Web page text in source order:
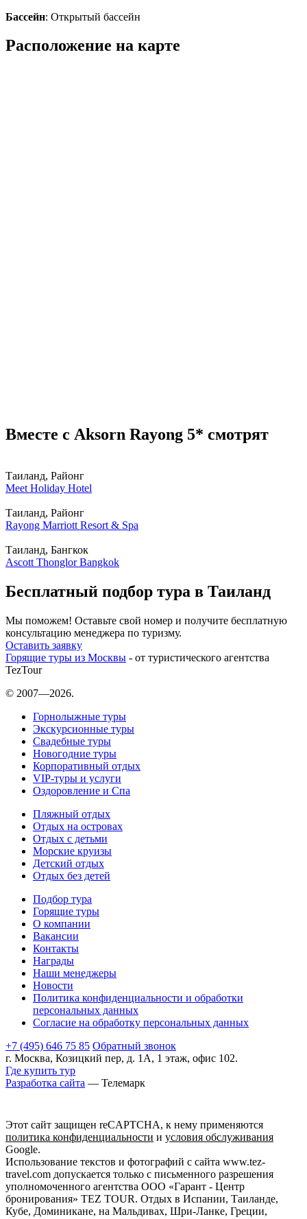
Бассейн: Открытый бассейн
Расположение на карте
Вместе с Aksorn Rayong 5* смотрят
Таиланд, Районг
Meet Holiday Hotel
Таиланд, Районг
Rayong Marriott Resort & Spa
Таиланд, Бангкок
Ascott Thonglor Bangkok
Бесплатный подбор тура в Таиланд
Мы поможем! Оставьте свой номер и получите бесплатную
консультацию менеджера по туризму.
Оставить заявку
Горящие туры из Москвы - от туристического агентства
TezTour
© 2007—2026.
Горнолыжные туры
Экскурсионные туры
Свадебные туры
Новогодние туры
Корпоративный отдых
VIP-туры и услуги
Оздоровление и Спа
Пляжный отдых
Отдых на островах
Отдых с детьми
Морские круизы
Детский отдых
Отдых без детей
Подбор тура
Горящие туры
О компании
Вакансии
Контакты
Награды
Наши менеджеры
Новости
Политика конфиденциальности и обработки
персональных данных
Согласие на обработку персональных данных
+7 (495) 646 75 85 Обратный звонок
г. Москва, Козицкий пер, д. 1А, 1 этаж, офис 102.
Где купить тур
Разработка сайта — Телемарк
Этот сайт защищен reCAPTCHA, к нему применяются
политика конфиденциальности и условия обслуживания
Google.
Использование текстов и фотографий с сайта www.tez-
travel.com допускается только с письменного разрешения
уполномоченного агентства ООО «Гарант - Центр
бронирования» TEZ TOUR. Отдых в Испании, Таиланде,
Кубе, Доминикане, на Мальдивах, Шри-Ланке, Греции,